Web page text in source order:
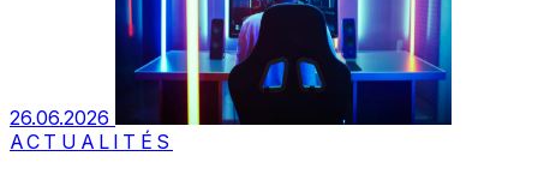
26.06.2026
ACTUALITÉS